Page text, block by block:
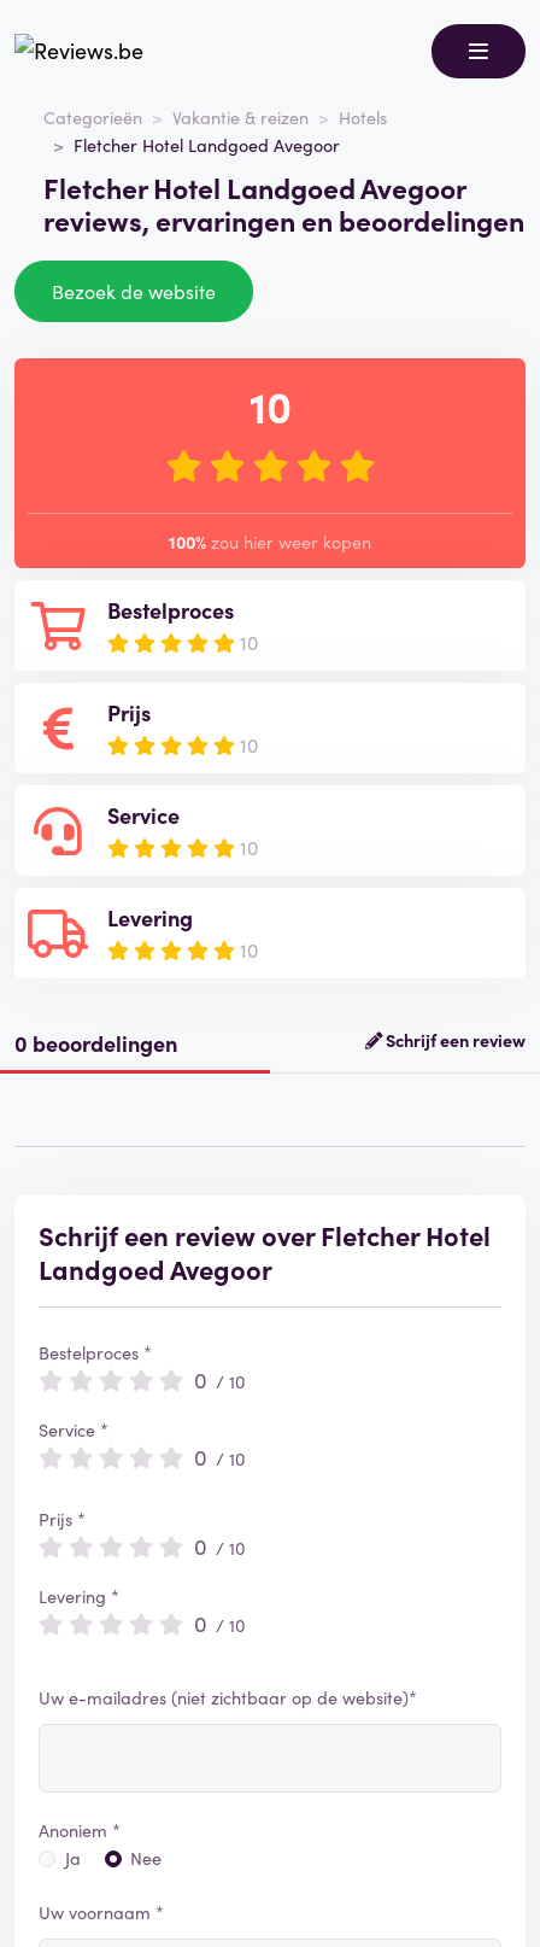
Categorieën Vakantie & reizen
Hotels
Fletcher Hotel Landgoed Avegoor
Fletcher Hotel Landgoed Avegoor
reviews, ervaringen en beoordelingen
Bezoek de website
Bestelproces
10
Prijs
10
Service
10
Levering
10
10
100% zou hier weer kopen
0 beoordelingen Schrijf een review
Schrijf een review over Fletcher Hotel
Landgoed Avegoor
Bestelproces *
0 / 10
Service *
0 / 10
Prijs *
0 / 10
Levering *
0 / 10
Uw e-mailadres (niet zichtbaar op de website)*
Anoniem *
Ja
Nee
Uw voornaam *